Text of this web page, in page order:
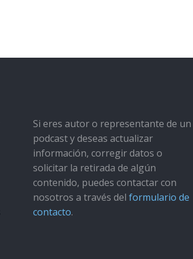
Si eres autor o representante de un
podcast y deseas actualizar
información, corregir datos o
solicitar la retirada de algún
contenido, puedes contactar con
nosotros a través del formulario de
contacto.